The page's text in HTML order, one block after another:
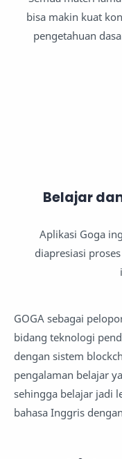
bisa makin kuat
pengetahuan
Belajar
Aplikasi Goga
diapresiasi
GOGA sebagai
bidang teknologi
dengan sistem
pengalaman belajar
sehingga belajar jadi
bahasa Inggris